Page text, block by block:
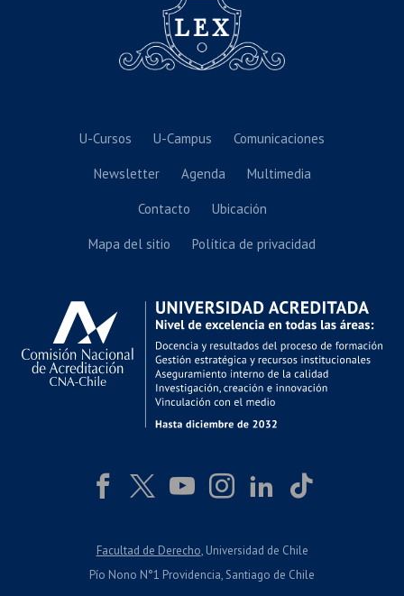
U-Cursos U-Campus Comunicaciones
Newsletter Agenda Multimedia
Contacto Ubicación
Mapa del sitio Política de privacidad
Facultad de Derecho, Universidad de Chile
Pío Nono N°1 Providencia, Santiago de Chile